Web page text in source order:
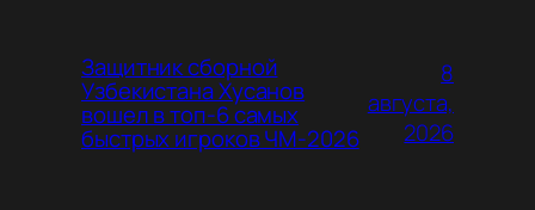
Защитник сборной
Узбекистана Хусанов
вошел в топ-6 самых
быстрых игроков ЧМ-2026
8
августа,
2026